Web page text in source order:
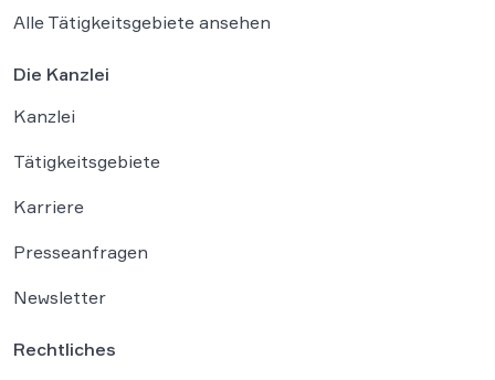
Alle Tätigkeitsgebiete ansehen
Die Kanzlei
Kanzlei
Tätigkeitsgebiete
Karriere
Presseanfragen
Newsletter
Rechtliches